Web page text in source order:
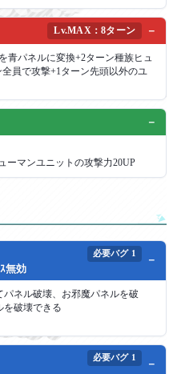
Lv.MAX：8ターン
青パネルに変換+2ターン種族ヒュ
員で攻撃+1ターン先頭以外のユ
ーマンユニットの攻撃力20UP
必要バグ 1
無効
ネル破壊、お邪魔パネルを破
を破壊できる
必要バグ 1